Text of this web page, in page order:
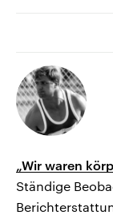
„Wir waren
Ständige